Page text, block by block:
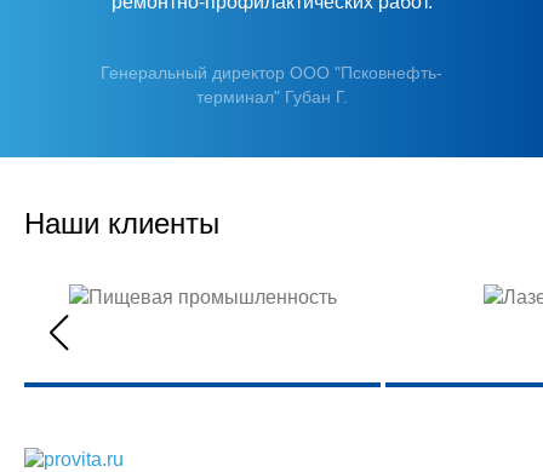
Генеральный директор ООО "Псковнефть-
терминал" Губан Г.
Наши клиенты